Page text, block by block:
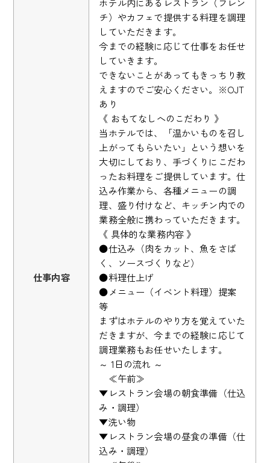
仕事内容
チ）やカフェで提供する料理を調理
していただきます。
今までの経験に応じて仕事をお任せ
していきます。
できないことがあってもきっちり教
えますのでご安心ください。※OJT
あり
《 おもてなしへのこだわり 》
当ホテルでは、「温かいものを召し
上がってもらいたい」という想いを
大切にしており、手づくりにこだわ
ったお料理をご提供しています。仕
込み作業から、各種メニューの調
理、盛り付けなど、キッチン内での
業務全般に携わっていただきます。
《 具体的な業務内容 》
●仕込み（肉をカット、魚をさば
く、ソースづくりなど）
●料理仕上げ
●メニュー（イベント料理）提案
等
まずはホテルのやり方を覚えていた
だきますが、今までの経験に応じて
調理業務もお任せいたします。
～ 1日の流れ ～
≪午前≫
▼レストラン会場の朝食準備（仕込
み・調理）
▼洗い物
▼レストラン会場の昼食の準備（仕
込み・調理）